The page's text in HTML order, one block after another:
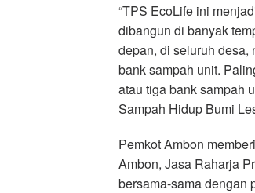
“TPS EcoLife ini
dibangun di banyak
depan, di seluruh desa,
bank sampah unit.
atau tiga bank sampah
Sampah Hidup Bumi
Pemkot Ambon
Ambon, Jasa Raharja
bersama-sama dengan